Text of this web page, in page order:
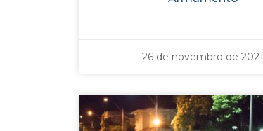
26 de novembro de 2021